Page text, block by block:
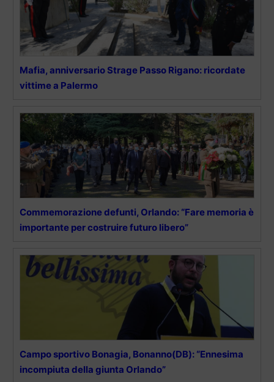
Mafia, anniversario Strage Passo Rigano: ricordate
vittime a Palermo
Commemorazione defunti, Orlando: “Fare memoria è
importante per costruire futuro libero”
Campo sportivo Bonagia, Bonanno(DB): “Ennesima
incompiuta della giunta Orlando”